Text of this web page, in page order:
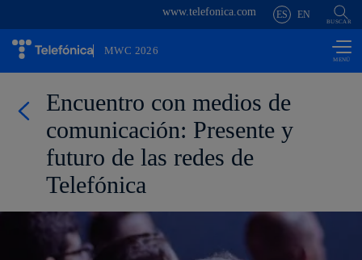
Saltar al
principal
www.telefonica.com ES EN
BUSCAR
MWC 2026
Encuentro con medios de
comunicación: Presente y
futuro de las redes de
Telefónica